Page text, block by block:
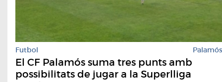
Futbol Palamós
El CF Palamós suma tres punts amb
possibilitats de jugar a la Superlliga